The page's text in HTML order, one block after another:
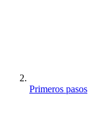
Primeros pasos